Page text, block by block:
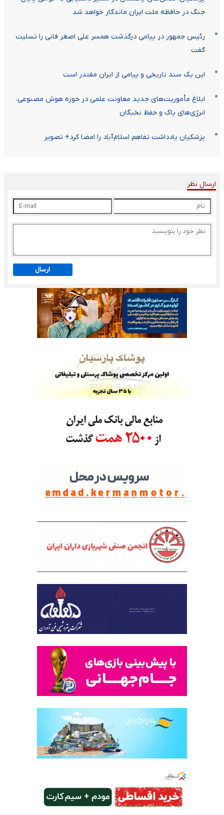
جنگ در حافظه ملت ایران ماندگار خواهد شد
رئیس جمهور در پیامی درگذشت همسر علی اصغر فانی را تسلیت
گفت
این یک سند تاریخی و پیامی از ایران مقتدر است
ابلاغ مأموریت‌های جدید معاونت علمی در حوزه هوش مصنوعی،
انرژی‌های پاک و حفظ نخبگان
پزشکیان یادداشت تفاهم اسلام‌آباد را امضا کرد+ تصویر
ارسال نظر
ارسال